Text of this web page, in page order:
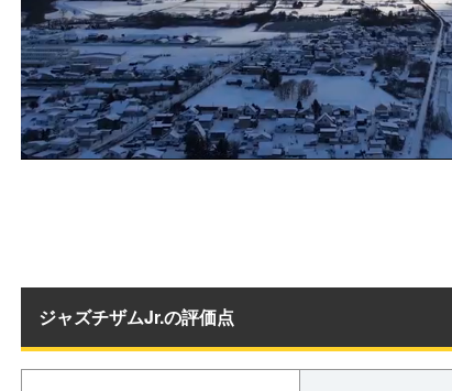
ジャズチザムJr.の評価点